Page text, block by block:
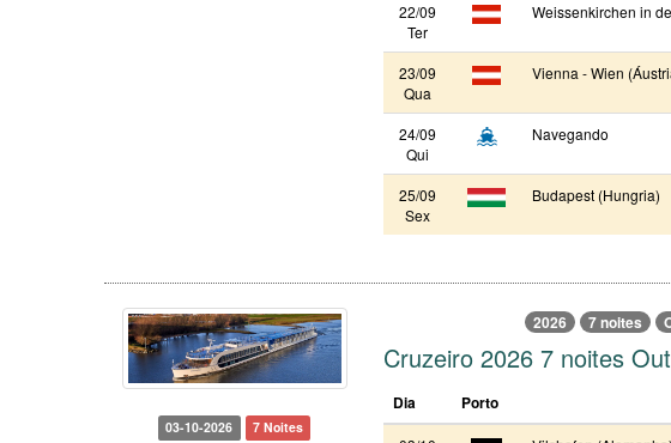
22/09
Ter
Weissenkirchen in
23/09
Qua
Vienna - Wien
24/09
Qui
Navegando
25/09
Sex
Budapest (Hungria)
03-10-2026 7 Noites
2026 7 noites
Cruzeiro 2026 7 noites
Dia Porto